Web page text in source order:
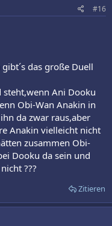
#16
das große Duell
Ani Dooku
Obi-Wan Anakin in
da zwar raus,aber
Anakin vielleicht nicht
zusammen Obi-
Dooku da sein und
???
Zitieren